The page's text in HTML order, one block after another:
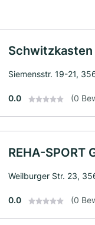
Schwitzkasten
Siemensstr. 19-21,
0.0 (0
REHA-SPORT
Weilburger Str. 23,
0.0 (0